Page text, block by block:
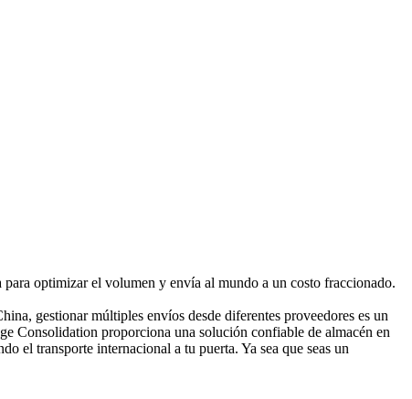
para optimizar el volumen y envía al mundo a un costo fraccionado.
gestionar múltiples envíos desde diferentes proveedores es un
Consolidation proporciona una solución confiable de almacén en
el transporte internacional a tu puerta. Ya sea que seas un